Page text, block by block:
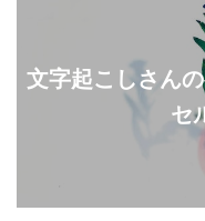
文字起こしさん
セ